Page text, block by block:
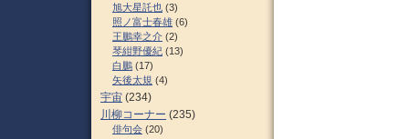
旭大星託也 (3)
照ノ富士春雄 (6)
王鵬幸之介 (2)
琴紺野優紀 (13)
白鵬 (17)
矢後太規 (4)
宇宙 (234)
川柳コーナー (235)
俳句会 (20)